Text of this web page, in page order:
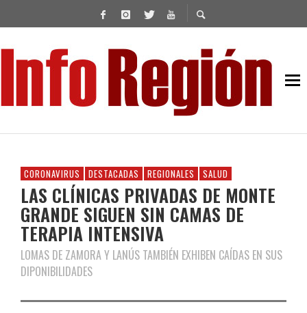
CORONAVIRUS DESTACADAS REGIONALES SALUD
LAS CLÍNICAS PRIVADAS DE MONTE
GRANDE SIGUEN SIN CAMAS DE
TERAPIA INTENSIVA
LOMAS DE ZAMORA Y LANÚS TAMBIÉN EXHIBEN CAÍDAS EN SUS
DIPONIBILIDADES